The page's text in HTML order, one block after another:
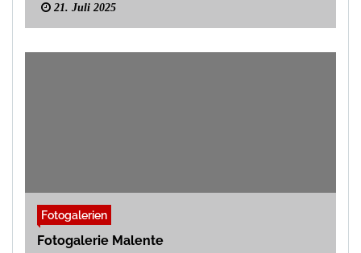
21. Juli 2025
Fotogalerien
Fotogalerie Malente